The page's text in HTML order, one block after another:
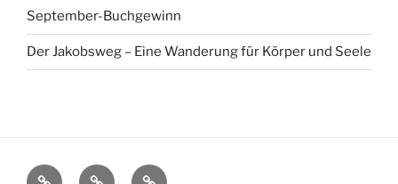
September-Buchgewinn
Der Jakobsweg – Eine Wanderung für Körper und Seele
ImpressumBlogger-Schreib